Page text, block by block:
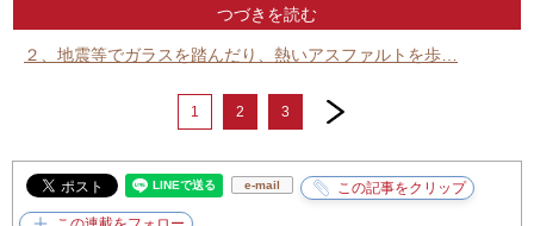
つづきを読む
２、地震等でガラスを踏んだり、熱いアスファルトを歩…
1 2 3
next
e-mail